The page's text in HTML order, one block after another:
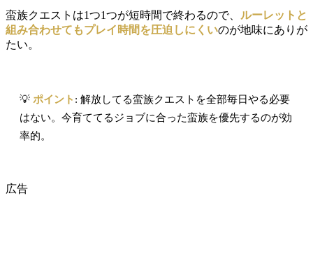
蛮族クエストは1つ1つが短時間で終わるので、 ルーレットと
組み合わせてもプレイ時間を圧迫しにくいのが地味にありが
たい。
💡 ポイント : 解放してる蛮族クエストを全部毎日やる必要
はない。今育ててるジョブに合った蛮族を優先するのが効
率的。
広告